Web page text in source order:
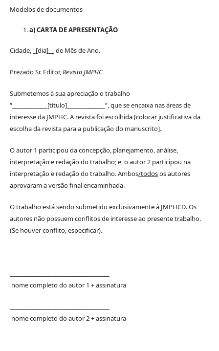
Modelos de documentos
a) CARTA DE APRESENTAÇÃO
Cidade, _[dia]__ de Mês de Ano.
Prezado Sr. Editor,Revista JMPHC
Submetemos à sua apreciação o trabalho
“____________[título]_____________”, que se encaixa nas áreas de
interesse da JMPHC. A revista foi escolhida [colocar justificativa da
escolha da revista para a publicação do manuscrito].
O autor 1 participou da concepção, planejamento, análise,
interpretação e redação do trabalho; e, o autor 2 participou na
interpretação e redação do trabalho. Ambos/todosos autores
aprovaram a versão final encaminhada.
O trabalho está sendo submetido exclusivamente à JMPHCD. Os
autores não possuem conflitos de interesse ao presente trabalho.
(Se houver conflito, especificar).
nome completo do autor 1 + assinatura
nome completo do autor 2 + assinatura